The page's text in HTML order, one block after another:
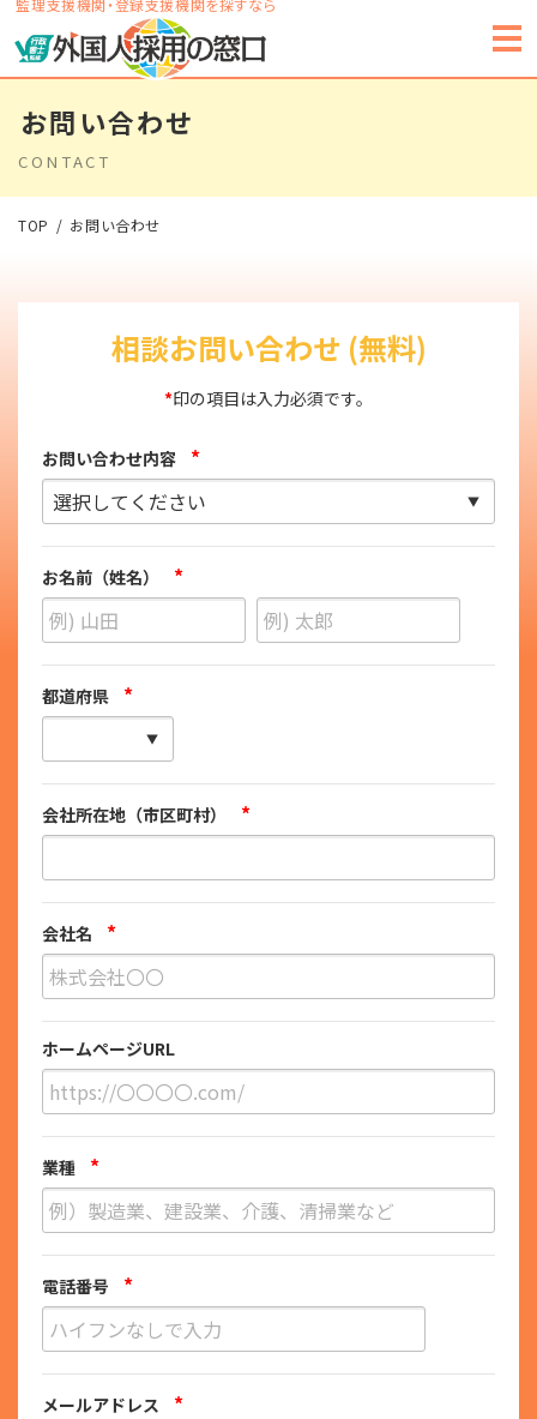
監理支援機関・登録支援機関を探すなら
お問い合わせ
CONTACT
TOP お問い合わせ
相談お問い合わせ (無料)
*印の項目は入力必須です。
お問い合わせ内容 *
お名前（姓名） *
都道府県 *
会社所在地（市区町村） *
会社名 *
ホームページURL
業種 *
電話番号 *
メールアドレス *